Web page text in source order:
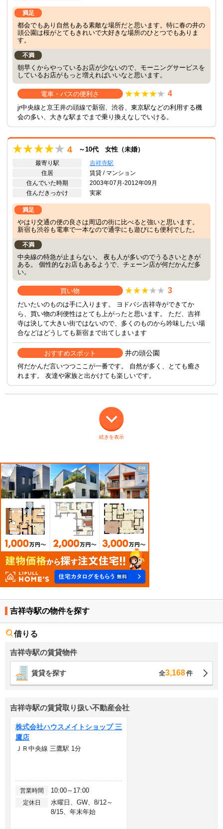
満足
都会でもあり自然もある素敵な場所だと思います。特に春の井の
頭公園は桜がとてもきれいで大好きな場所のひとつでもありま
す。
不満
朝早くからやっているお店が少ないので、モーニングサービスを
しているお店がもっと増えればいいなと思います。
電車・バスの便利さ 4
jr中央線と京王井の頭線で新宿、渋谷、東京駅などの利用する機
会の多い、大きな駅までまで乗り換えなしでいける。
4 ～10代 女性（未婚）
最寄り駅
吉祥寺駅
住居
賃貸 / マンション
住んでいた時期
2003年07月-2012年09月
住んだきっかけ
実家
満足
やはり交通の便の良さは周辺の街に比べると強いと思います。
新宿も渋谷も電車で一本なので通学にも遊びにも便利でした。
不満
中央線の特急が止まらない。 夜も人が多いのでうるさいときが
ある。 個性的なお店もあるようで、チェーン店が何だかんだ多
い。
買い物 3
だいたいのものは手に入ります。 ヨドバシ吉祥寺ができてか
ら、買い物の利便性はとても上がったと思います。 ただ、吉祥
寺は決して大きい街ではないので、多くのものから吟味したい場
合などはどうしても新宿まで出てしまいます
おすすめスポット 井の頭公園
何だかんだ言いつつここが一番です。 自然が多く、とても癒さ
れます。 友達や家族と出かけても楽しいです。
続きを表示
吉祥寺駅の物件を探す
借りる
吉祥寺駅の賃貸物件
賃貸を探す 全3,168件
吉祥寺駅の賃貸取り扱い不動産会社
株式会社ハウスメイトショップ 三
鷹店
ＪＲ中央線 三鷹駅 1分
営業時間 10:00～17:00
定休日
水曜日、GW、8/12～
8/15、年末年始